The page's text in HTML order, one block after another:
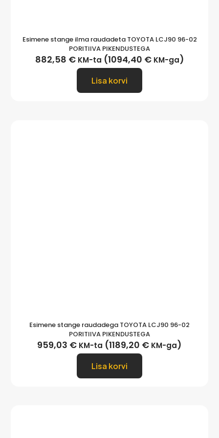
Esimene stange ilma raudadeta TOYOTA LCJ90 96-02
PORITIIVA PIKENDUSTEGA
882,58 € KM-ta (1094,40 € KM-ga)
Lisa korvi
Esimene stange raudadega TOYOTA LCJ90 96-02
PORITIIVA PIKENDUSTEGA
959,03 € KM-ta (1189,20 € KM-ga)
Lisa korvi